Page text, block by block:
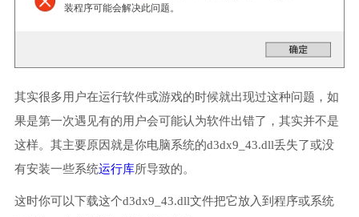
装程序可能会解决此问题。
其实很多用户在运行软件或游戏的时候就出现过这种问题，如
果是第一次遇见有的用户会可能认为软件出错了，其实并不是
这样。其主要原因就是你电脑系统的d3dx9_43.dll丢失了或没
有安装一些系统运行库所导致的。
这时你可以下载这个d3dx9_43.dll文件把它放入到程序或系统